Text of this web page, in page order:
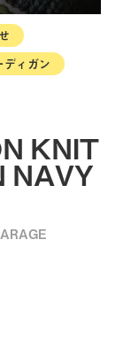
ディガン
KNIT
NAVY